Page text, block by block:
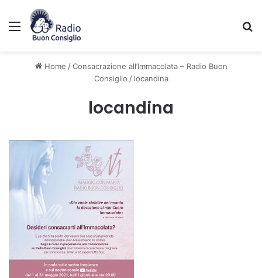
Menu
Home / Consacrazione all’Immacolata – Radio Buon
Consiglio / locandina
locandina